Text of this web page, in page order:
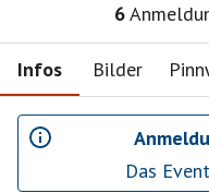
6
Infos Bilder
Das